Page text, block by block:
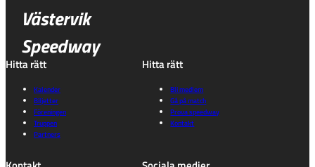
Västervik
Speedway
Hitta rätt
Kalender
Biljetter
Föreningen
Truppen
Partners
Hitta rätt
Bli medlem
Gå på match
Prova speedway
Kontakt